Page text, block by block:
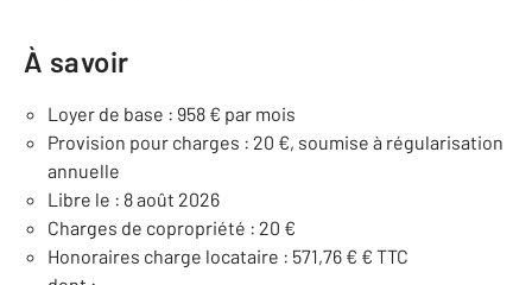
À savoir
Loyer de base : 958 € par mois
Provision pour charges : 20 €, soumise à régularisation
annuelle
Libre le : 8 août 2026
Charges de copropriété : 20 €
Honoraires charge locataire : 571,76 € € TTC